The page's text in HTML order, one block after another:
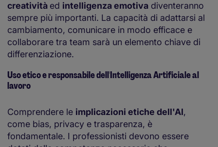
creatività ed intelligenza emotiva diventeranno
sempre più importanti. La capacità di adattarsi al
cambiamento, comunicare in modo efficace e
collaborare tra team sarà un elemento chiave di
differenziazione.
Uso etico e responsabile dell'Intelligenza Artificiale al
lavoro
Comprendere le implicazioni etiche dell'AI,
come bias, privacy e trasparenza, è
fondamentale. I professionisti devono essere